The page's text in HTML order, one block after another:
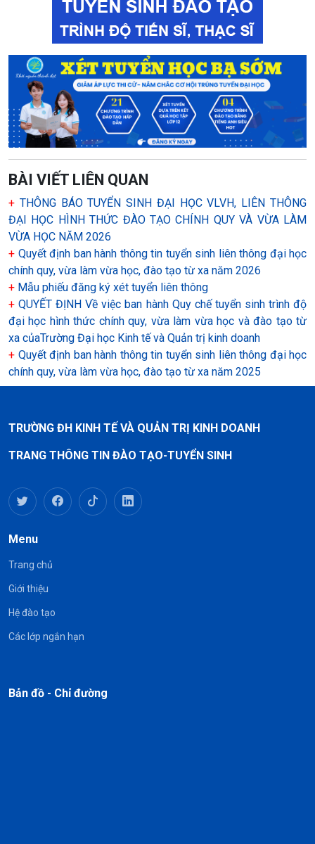
BÀI VIẾT LIÊN QUAN
+ THÔNG BÁO TUYỂN SINH ĐẠI HỌC VLVH, LIÊN THÔNG
ĐẠI HỌC HÌNH THỨC ĐÀO TẠO CHÍNH QUY VÀ VỪA LÀM
VỪA HỌC NĂM 2026
+ Quyết định ban hành thông tin tuyển sinh liên thông đại học
chính quy, vừa làm vừa học, đào tạo từ xa năm 2026
+ Mẫu phiếu đăng ký xét tuyển liên thông
+ QUYẾT ĐỊNH Về việc ban hành Quy chế tuyển sinh trình độ
đại học hình thức chính quy, vừa làm vừa học và đào tạo từ
xa củaTrường Đại học Kinh tế và Quản trị kinh doanh
+ Quyết định ban hành thông tin tuyển sinh liên thông đại học
chính quy, vừa làm vừa học, đào tạo từ xa năm 2025
TRƯỜNG ĐH KINH TẾ VÀ QUẢN TRỊ KINH DOANH
TRANG THÔNG TIN ĐÀO TẠO-TUYỂN SINH
Menu
Trang chủ
Giới thiệu
Hệ đào tạo
Các lớp ngắn hạn
Bản đồ - Chỉ đường